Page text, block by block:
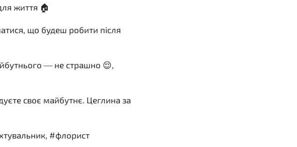
життя 🏠
що будеш робити після
— не страшно 😌,
своє майбутнє. Цеглина за
#флорист